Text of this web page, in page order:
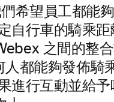
希望員工都能
自行車的騎乘距
之間的整
人都能夠發佈騎
進行互動並給予